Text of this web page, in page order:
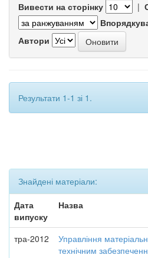
Вивести на сторінку |
Автори
Результати 1-1 зі 1.
Знайдені матеріали:
Дата
випуску
Назва
тра-2012
Управління
технічним